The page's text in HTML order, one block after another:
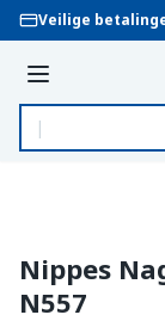
Ga naar de inhoud
Veilige
Menu
Product,
Nippes
N557